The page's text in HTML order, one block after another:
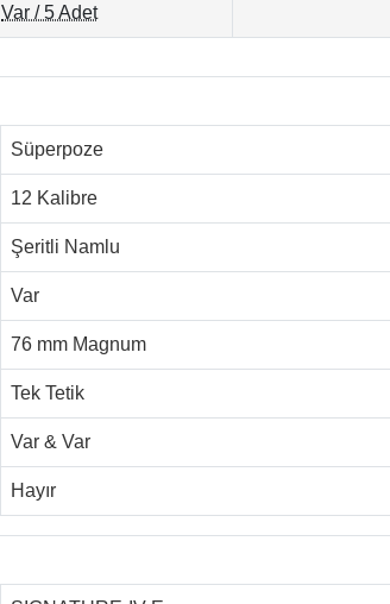
Var / 5 Adet
Süperpoze
12 Kalibre
Şeritli Namlu
Var
76 mm Magnum
Tek Tetik
Var & Var
Hayır